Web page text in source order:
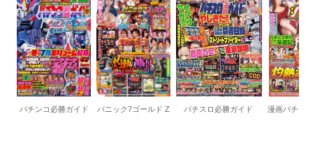
パチンコ必勝ガイド パニック7ゴールド Z パチスロ必勝ガイド 漫画パチン